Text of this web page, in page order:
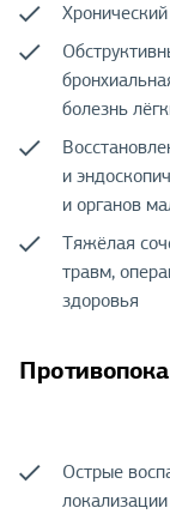
болезнь
и
и органов
Тяжёлая
травм,
здоровья
Острые